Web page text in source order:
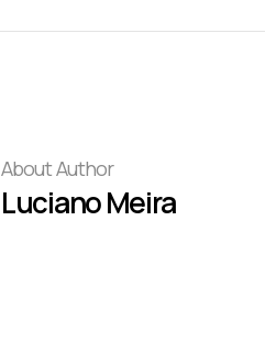
About Author
Luciano Meira